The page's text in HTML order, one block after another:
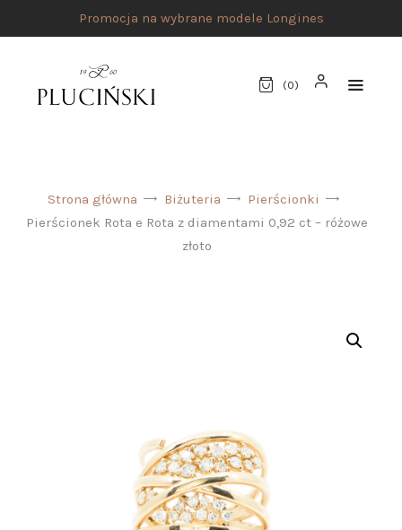
Promocja na wybrane modele Longines
(0)
UMÓW SPOTKANIE
Strona główna Biżuteria
Pierścionki
Pierścionek Rota e Rota z diamentami 0,92 ct – różowe
złoto